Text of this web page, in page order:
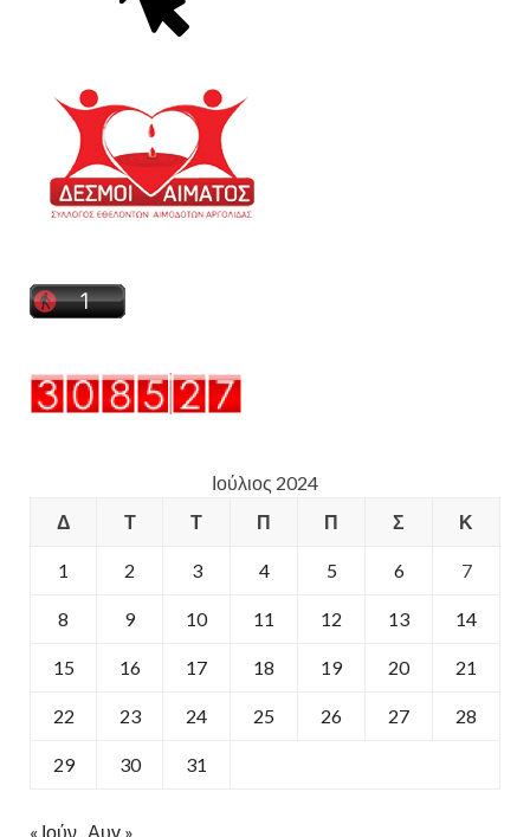
Ιούλιος 2024
Δ
Τ Τ Π Π Σ Κ
1 2 3 4 5 6 7
8 9 10 11 12 13 14
15 16 17 18 19 20 21
22 23 24 25 26 27 28
29 30 31
« Ιούν Αυγ »